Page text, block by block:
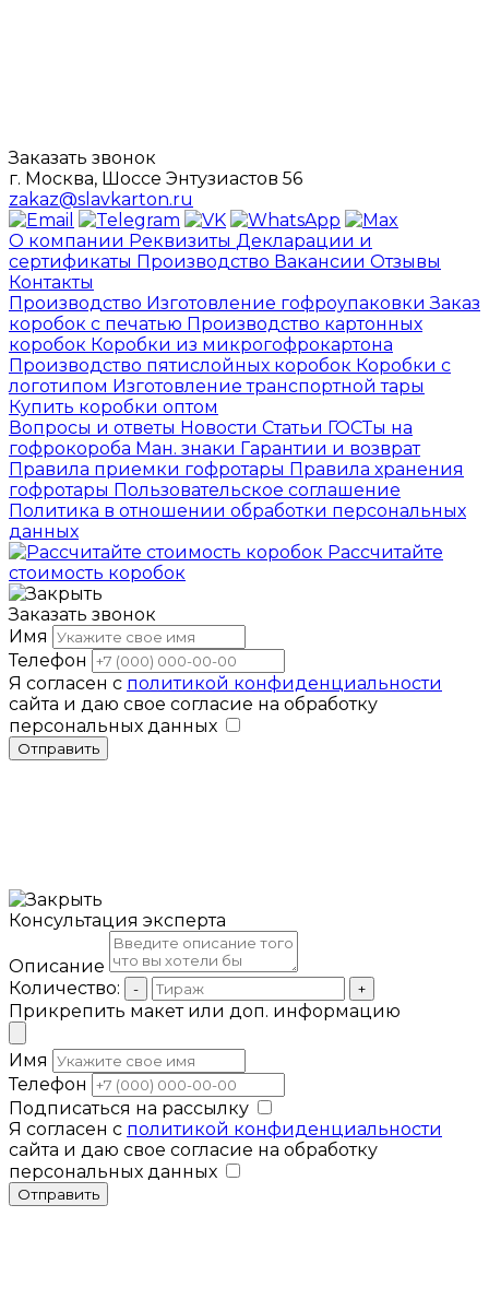
Заказать звонок
г. Москва, Шоссе Энтузиастов 56
zakaz@slavkarton.ru
О компании Реквизиты Декларации и
сертификаты Производство Вакансии Отзывы
Контакты
Производство Изготовление гофроупаковкиЗаказ
коробок с печатью Производство картонных
коробок Коробки из микрогофрокартона
Производство пятислойных коробок Коробки с
логотипом Изготовление транспортной тары
Купить коробки оптом
Вопросы и ответы Новости Статьи ГОСТы на
гофрокороба Ман. знаки Гарантии и возврат
Правила приемки гофротары Правила хранения
гофротары Пользовательское соглашение
Политика в отношении обработки персональных
данных
Рассчитайте
стоимость коробок
Заказать звонок
Имя
Телефон
Я согласен с политикой конфиденциальности
сайта и даю свое согласие на обработку
персональных данных
Отправить
Консультация эксперта
Описание
Количество:
- +
Прикрепить макет или доп. информацию
Имя
Телефон
Подписаться на рассылку
Я согласен с политикой конфиденциальности
сайта и даю свое согласие на обработку
персональных данных
Отправить